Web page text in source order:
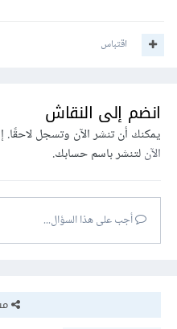
اقتباس
انضم إلى النقاش
يمكنك أن تنشر الآن وتسجل
الآنلتنشر باسم حسابك.
أجب على هذا السؤال...